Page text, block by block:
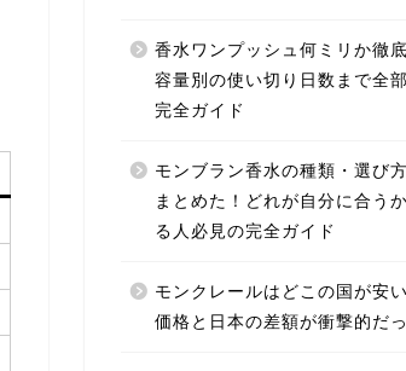
香水ワンプッシュ何ミリか徹底
容量別の使い切り日数まで全
完全ガイド
モンブラン香水の種類・選び
まとめた！どれが自分に合う
る人必見の完全ガイド
モンクレールはどこの国が安
価格と日本の差額が衝撃的だ